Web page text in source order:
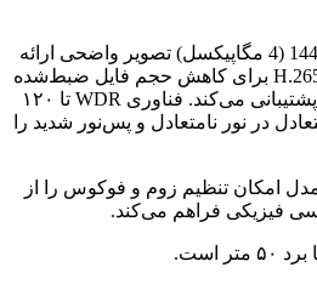
این دوربین با وضوح 2560×1440 (4 مگاپیکسل) تصویر واضحی ارائه
می‌دهد و از فشرده‌سازی H.265+‎ برای کاهش حجم فایل ضبط‌شده
بدون افت محسوس کیفیت پشتیبانی می‌کند. فناوری WDR تا ۱۲۰
در نور نامتعادل و پس‌نور شدید را
مدل امکان تنظیم زوم و فوکوس را از
فیزیکی فراهم می‌کند.